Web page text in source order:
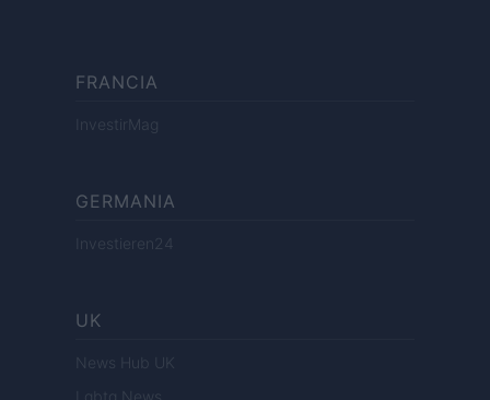
FRANCIA
InvestirMag
GERMANIA
Investieren24
UK
News Hub UK